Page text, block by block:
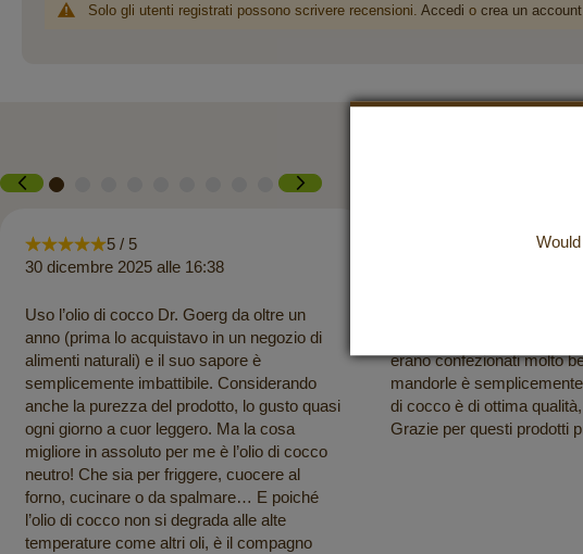
Solo gli utenti registrati possono scrivere recensioni. Accedi o crea un account
5 / 5
30 dicembre 2025 alle 16:38
Uso l’olio di cocco Dr. Goerg da oltre un
anno (prima lo acquistavo in un negozio di
alimenti naturali) e il suo sapore è
semplicemente imbattibile. Considerando
anche la purezza del prodotto, lo gusto quasi
ogni giorno a cuor leggero. Ma la cosa
migliore in assoluto per me è l’olio di cocco
neutro! Che sia per friggere, cuocere al
forno, cucinare o da spalmare… E poiché
l’olio di cocco non si degrada alle alte
temperature come altri oli, è il compagno
Il processo di pagamento
erano confezionati molto
mandorle è
di cocco è di ottima
Grazie per questi prodotti